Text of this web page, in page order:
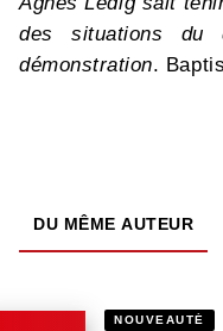
des situations du
démonstration.
DU MÊME AUTEUR
NOUVEAUTÉ